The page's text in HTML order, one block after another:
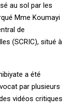
au sol par les
Mme Koumayi
de
(SCRIC), situé à
a été
par plusieurs
vidéos critiques